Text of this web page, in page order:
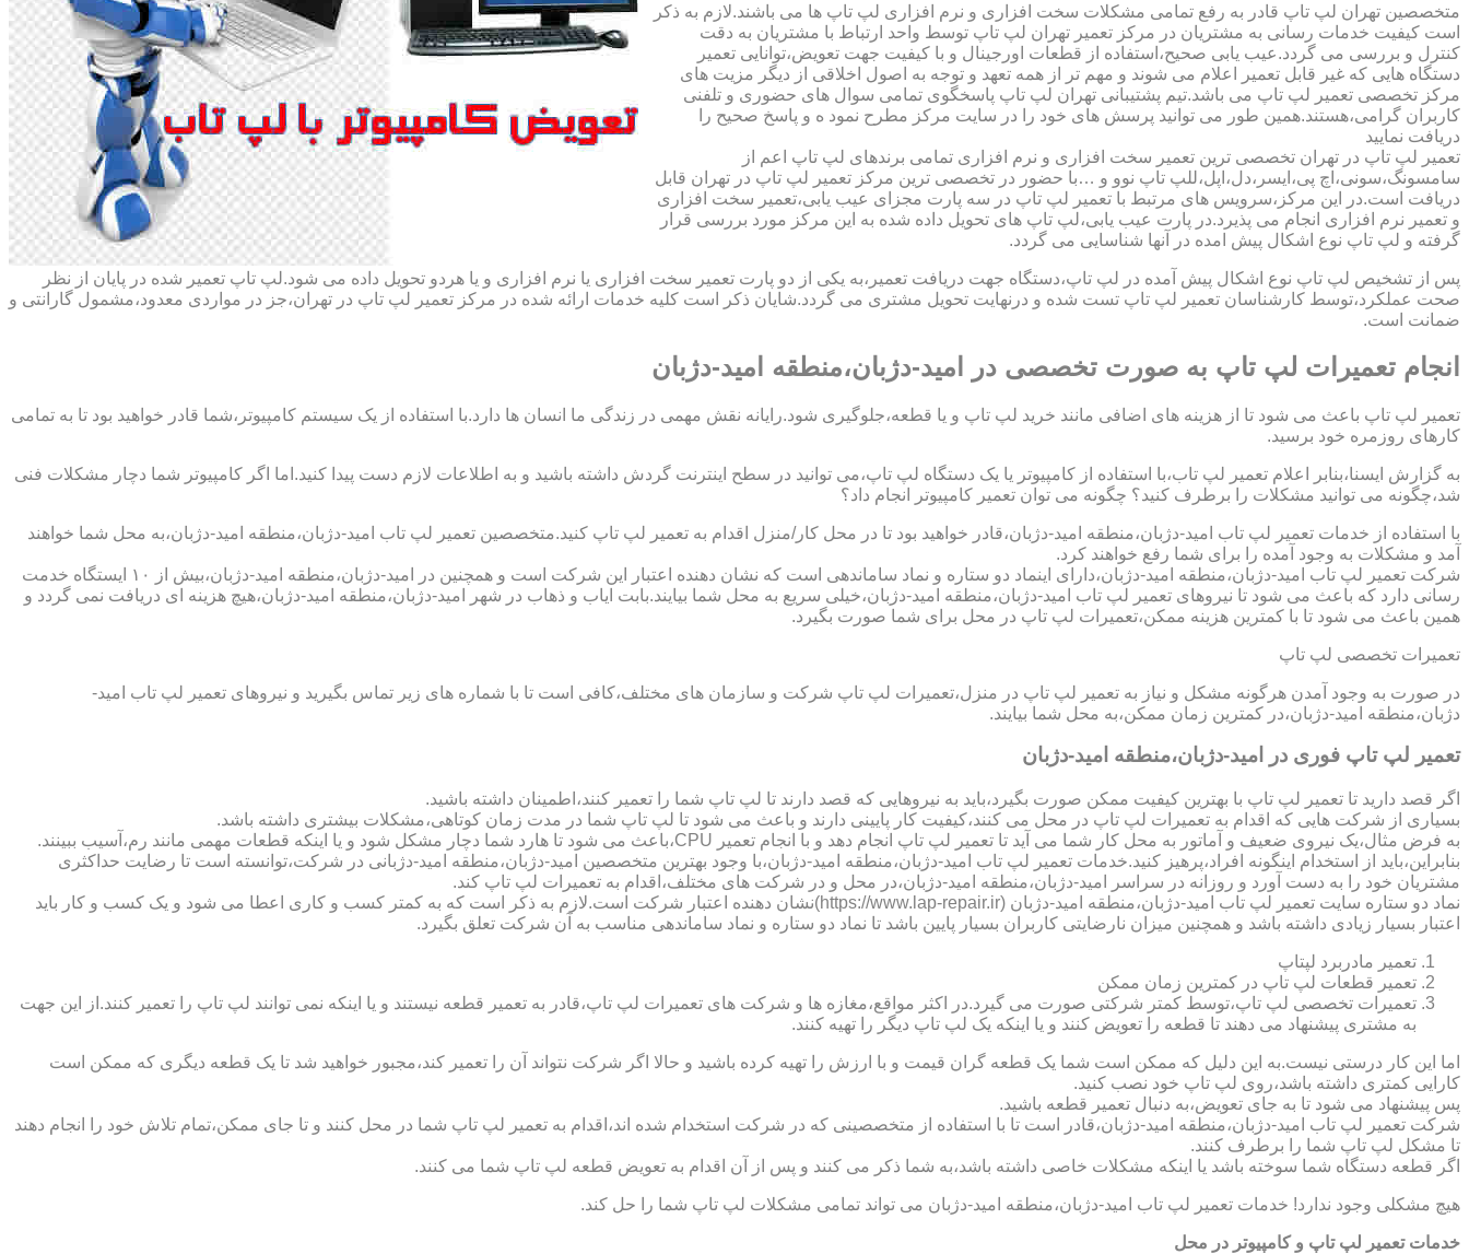
متخصصین تهران لپ تاپ قادر به رفع تمامی مشکلات سخت افزاری و نرم افزاری لپ تاپ ها می باشند.لازم به ذکر
است کیفیت خدمات رسانی به مشتریان در مرکز تعمیر تهران لپ تاپ توسط واحد ارتباط با مشتریان به دقت
کنترل و بررسی می گردد.عیب یابی صحیح،استفاده از قطعات اورجینال و با کیفیت جهت تعویض،توانایی تعمیر
دستگاه هایی که غیر قابل تعمیر اعلام می شوند و مهم تر از همه تعهد و توجه به اصول اخلاقی از دیگر مزیت های
مرکز تخصصی تعمیر لپ تاپ می باشد.تیم پشتیبانی تهران لپ تاپ پاسخگوی تمامی سوال های حضوری و تلفنی
کاربران گرامی،هستند.همین طور می توانید پرسش های خود را در سایت مرکز مطرح نمود ه و پاسخ صحیح را
دریافت نمایید
تعمیر لپ تاپ در تهران تخصصی ترین تعمیر سخت افزاری و نرم افزاری تمامی برندهای لپ تاپ اعم از
سامسونگ،سونی،اچ پی،ایسر،دل،اپل،للپ تاپ نوو و …با حضور در تخصصی ترین مرکز تعمیر لپ تاپ در تهران قابل
دریافت است.در این مرکز،سرویس های مرتبط با تعمیر لپ تاپ در سه پارت مجزای عیب یابی،تعمیر سخت افزاری
و تعمیر نرم افزاری انجام می پذیرد.در پارت عیب یابی،لپ تاپ های تحویل داده شده به این مرکز مورد بررسی قرار
گرفته و لپ تاپ نوع اشکال پیش امده در آنها شناسایی می گردد.
پس از تشخیص لپ تاپ نوع اشکال پیش آمده در لپ تاپ،دستگاه جهت دریافت تعمیر،به یکی از دو پارت تعمیر سخت افزاری یا نرم افزاری و یا هردو تحویل داده می شود.لپ تاپ تعمیر شده در پایان از نظر
صحت عملکرد،توسط کارشناسان تعمیر لپ تاپ تست شده و درنهایت تحویل مشتری می گردد.شایان ذکر است کلیه خدمات ارائه شده در مرکز تعمیر لپ تاپ در تهران،جز در مواردی معدود،مشمول گارانتی و
ضمانت است.
انجام تعمیرات لپ تاپ به صورت تخصصی در امید-دژبان،منطقه امید-دژبان
تعمیر لپ تاپ باعث می شود تا از هزینه های اضافی مانند خرید لپ تاپ و یا قطعه،جلوگیری شود.رایانه نقش مهمی در زندگی ما انسان ها دارد.با استفاده از یک سیستم کامپیوتر،شما قادر خواهید بود تا به تمامی
کارهای روزمره خود برسید.
به گزارش ایسنا،بنابر اعلام تعمیر لپ تاب،با استفاده از کامپیوتر یا یک دستگاه لپ تاپ،می توانید در سطح اینترنت گردش داشته باشید و به اطلاعات لازم دست پیدا کنید.اما اگر کامپیوتر شما دچار مشکلات فنی
شد،چگونه می توانید مشکلات را برطرف کنید؟ چگونه می توان تعمیر کامپیوتر انجام داد؟
با استفاده از خدمات تعمیر لپ تاب امید-دژبان،منطقه امید-دژبان،قادر خواهید بود تا در محل کار/منزل اقدام به تعمیر لپ تاپ کنید.متخصصین تعمیر لپ تاب امید-دژبان،منطقه امید-دژبان،به محل شما خواهند
آمد و مشکلات به وجود آمده را برای شما رفع خواهند کرد.
شرکت تعمیر لپ تاب امید-دژبان،منطقه امید-دژبان،دارای اینماد دو ستاره و نماد ساماندهی است که نشان دهنده اعتبار این شرکت است و همچنین در امید-دژبان،منطقه امید-دژبان،بیش از ۱۰ ایستگاه خدمت
رسانی دارد که باعث می شود تا نیروهای تعمیر لپ تاب امید-دژبان،منطقه امید-دژبان،خیلی سریع به محل شما بیایند.بابت ایاب و ذهاب در شهر امید-دژبان،منطقه امید-دژبان،هیچ هزینه ای دریافت نمی گردد و
همین باعث می شود تا با کمترین هزینه ممکن،تعمیرات لپ تاپ در محل برای شما صورت بگیرد.
تعمیرات تخصصی لپ تاپ
در صورت به وجود آمدن هرگونه مشکل و نیاز به تعمیر لپ تاپ در منزل،تعمیرات لپ تاپ شرکت و سازمان های مختلف،کافی است تا با شماره های زیر تماس بگیرید و نیروهای تعمیر لپ تاب امید-
دژبان،منطقه امید-دژبان،در کمترین زمان ممکن،به محل شما بیایند.
تعمیر لپ تاپ فوری در امید-دژبان،منطقه امید-دژبان
اگر قصد دارید تا تعمیر لپ تاپ با بهترین کیفیت ممکن صورت بگیرد،باید به نیروهایی که قصد دارند تا لپ تاپ شما را تعمیر کنند،اطمینان داشته باشید.
بسیاری از شرکت هایی که اقدام به تعمیرات لپ تاپ در محل می کنند،کیفیت کار پایینی دارند و باعث می شود تا لپ تاپ شما در مدت زمان کوتاهی،مشکلات بیشتری داشته باشد.
به فرض مثال،یک نیروی ضعیف و آماتور به محل کار شما می آید تا تعمیر لپ تاپ انجام دهد و با انجام تعمیر CPU،باعث می شود تا هارد شما دچار مشکل شود و یا اینکه قطعات مهمی مانند رم،آسیب ببینند.
بنابراین،باید از استخدام اینگونه افراد،پرهیز کنید.خدمات تعمیر لپ تاب امید-دژبان،منطقه امید-دژبان،با وجود بهترین متخصصین امید-دژبان،منطقه امید-دژبانی در شرکت،توانسته است تا رضایت حداکثری
مشتریان خود را به دست آورد و روزانه در سراسر امید-دژبان،منطقه امید-دژبان،در محل و در شرکت های مختلف،اقدام به تعمیرات لپ تاپ کند.
نماد دو ستاره سایت تعمیر لپ تاب امید-دژبان،منطقه امید-دژبان (https://www.lap-repair.ir)نشان دهنده اعتبار شرکت است.لازم به ذکر است که به کمتر کسب و کاری اعطا می شود و یک کسب و کار باید
اعتبار بسیار زیادی داشته باشد و همچنین میزان نارضایتی کاربران بسیار پایین باشد تا نماد دو ستاره و نماد ساماندهی مناسب به آن شرکت تعلق بگیرد.
تعمیر مادربرد لپتاپ
تعمیر قطعات لپ تاپ در کمترین زمان ممکن
تعمیرات تخصصی لپ تاپ،توسط کمتر شرکتی صورت می گیرد.در اکثر مواقع،مغازه ها و شرکت های تعمیرات لپ تاپ،قادر به تعمیر قطعه نیستند و یا اینکه نمی توانند لپ تاپ را تعمیر کنند.از این جهت
به مشتری پیشنهاد می دهند تا قطعه را تعویض کنند و یا اینکه یک لپ تاپ دیگر را تهیه کنند.
اما این کار درستی نیست.به این دلیل که ممکن است شما یک قطعه گران قیمت و با ارزش را تهیه کرده باشید و حالا اگر شرکت نتواند آن را تعمیر کند،مجبور خواهید شد تا یک قطعه دیگری که ممکن است
کارایی کمتری داشته باشد،روی لپ تاپ خود نصب کنید.
پس پیشنهاد می شود تا به جای تعویض،به دنبال تعمیر قطعه باشید.
شرکت تعمیر لپ تاب امید-دژبان،منطقه امید-دژبان،قادر است تا با استفاده از متخصصینی که در شرکت استخدام شده اند،اقدام به تعمیر لپ تاپ شما در محل کنند و تا جای ممکن،تمام تلاش خود را انجام دهند
تا مشکل لپ تاپ شما را برطرف کنند.
اگر قطعه دستگاه شما سوخته باشد یا اینکه مشکلات خاصی داشته باشد،به شما ذکر می کنند و پس از آن اقدام به تعویض قطعه لپ تاپ شما می کنند.
هیچ مشکلی وجود ندارد! خدمات تعمیر لپ تاب امید-دژبان،منطقه امید-دژبان می تواند تمامی مشکلات لپ تاپ شما را حل کند.
خدمات تعمیر لپ تاپ و کامپیوتر در محل